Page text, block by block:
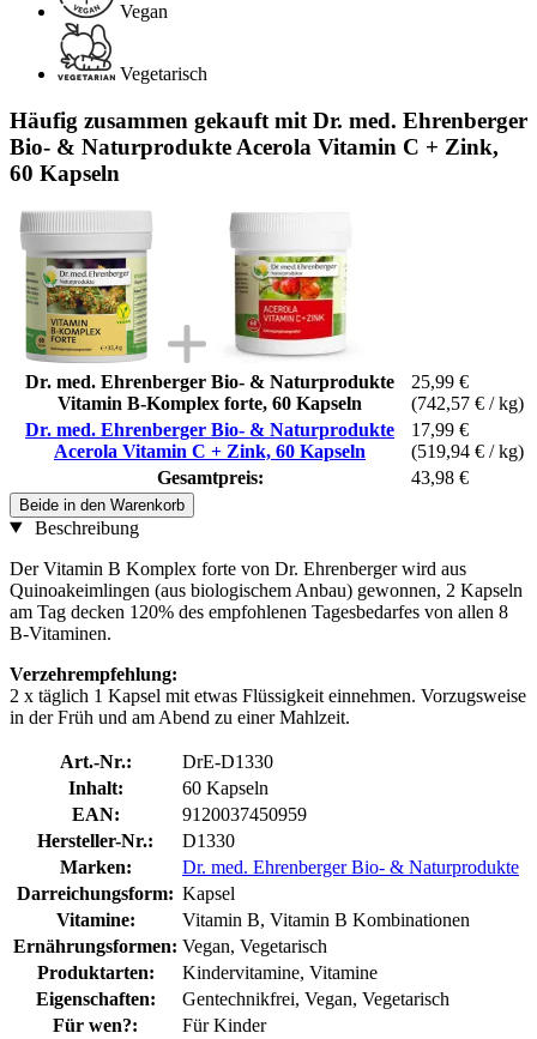
Vegan
Vegetarisch
Häufig zusammen gekauft mit Dr. med. Ehrenberger
Bio- & Naturprodukte Acerola Vitamin C + Zink,
60 Kapseln
Dr. med. Ehrenberger Bio- & Naturprodukte
Vitamin B-Komplex forte, 60 Kapseln
25,99 €
(742,57 € / kg)
Dr. med. Ehrenberger Bio- & Naturprodukte
Acerola Vitamin C + Zink, 60 Kapseln
17,99 €
(519,94 € / kg)
Gesamtpreis:
43,98 €
Beide in den Warenkorb
Beschreibung
Der Vitamin B Komplex forte von Dr. Ehrenberger wird aus
Quinoakeimlingen (aus biologischem Anbau) gewonnen, 2 Kapseln
am Tag decken 120% des empfohlenen Tagesbedarfes von allen 8
B-Vitaminen.
Verzehrempfehlung:
2 x täglich 1 Kapsel mit etwas Flüssigkeit einnehmen. Vorzugsweise
in der Früh und am Abend zu einer Mahlzeit.
Art.-Nr.:
DrE-D1330
Inhalt:
60 Kapseln
EAN:
9120037450959
Hersteller-Nr.:
D1330
Marken:
Dr. med. Ehrenberger Bio- & Naturprodukte
Darreichungsform: Kapsel
Vitamine:
Vitamin B, Vitamin B Kombinationen
Ernährungsformen: Vegan, Vegetarisch
Produktarten:
Kindervitamine, Vitamine
Eigenschaften:
Gentechnikfrei, Vegan, Vegetarisch
Für wen?:
Für Kinder